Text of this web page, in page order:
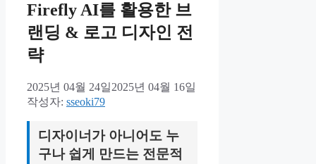
Firefly AI를 활용한 브
랜딩 & 로고 디자인 전
략
2025년 04월 24일2025년 04월 16일
작성자: sseoki79
디자이너가 아니어도 누
구나 쉽게 만드는 전문적